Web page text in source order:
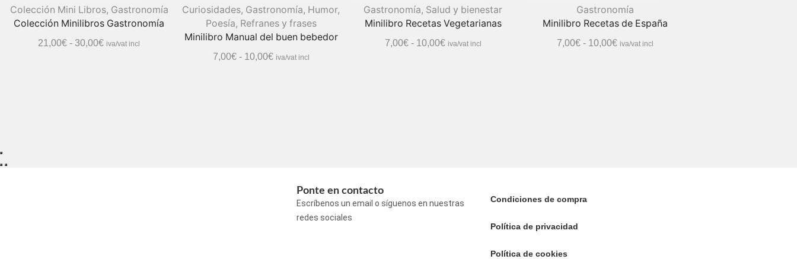
Colección Mini Libros, Gastronomía
Colección Minilibros Gastronomía
21,00€ - 30,00€ iva/vat incl
Curiosidades, Gastronomía, Humor,
Poesía, Refranes y frases
Minilibro Manual del buen bebedor
7,00€ - 10,00€ iva/vat incl
Gastronomía, Salud y bienestar
Minilibro Recetas Vegetarianas
7,00€ - 10,00€ iva/vat incl
Gastronomía
Minilibro Recetas de España
7,00€ - 10,00€ iva/vat incl
Ponte en contacto
Escríbenos un email o síguenos en nuestras
redes sociales
Condiciones de compra
Política de privacidad
Política de cookies